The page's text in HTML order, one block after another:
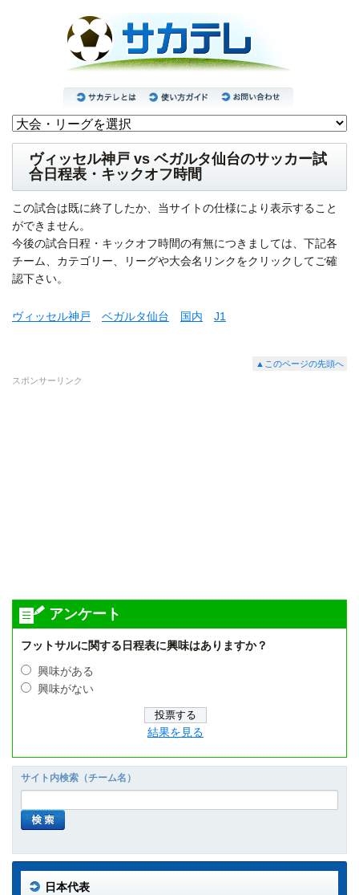
ヴィッセル神戸 vs ベガルタ仙台のサッカー試
合日程表・キックオフ時間
この試合は既に終了したか、当サイトの仕様により表示すること
ができません。
今後の試合日程・キックオフ時間の有無につきましては、下記各
チーム、カテゴリー、リーグや大会名リンクをクリックしてご確
認下さい。
ヴィッセル神戸 ベガルタ仙台 国内 J1
▲このページの先頭へ
スポンサーリンク
アンケート
フットサルに関する日程表に興味はありますか？
興味がある
興味がない
結果を見る
サイト内検索（チーム名）
日本代表